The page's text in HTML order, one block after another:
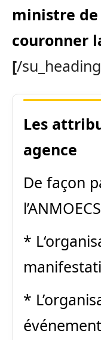
ministre
couronner
[/
Les
agence
De façon
l’ANMOECS
* L
*